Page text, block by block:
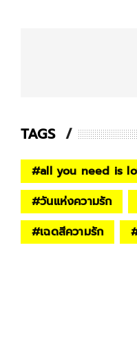
TAGS
#all you need is
#วันแห่งความรัก
#เฉดสีความรัก